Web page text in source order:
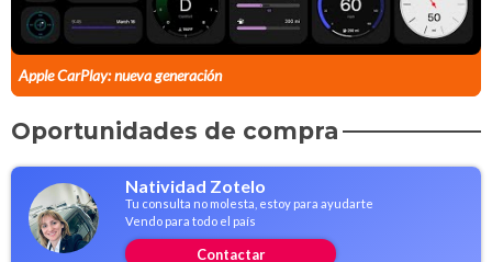
Apple CarPlay: nueva generación
Oportunidades de compra
Natividad Zotelo
Tu consulta no molesta, estoy para ayudarte
Vendo para todo el país
Contactar